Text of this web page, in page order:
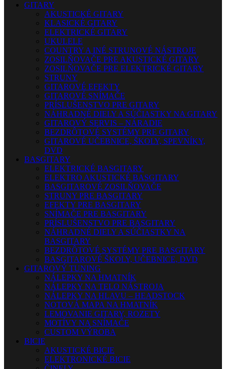
GITARY
AKUSTICKÉ GITARY
KLASICKÉ GITARY
ELEKTRICKÉ GITARY
UKULELE
COUNTRY A INÉ STRUNOVÉ NÁSTROJE
ZOSILŇOVAČE PRE AKUSTICKÉ GITARY
ZOSILŇOVAČE PRE ELEKTRICKÉ GITARY
STRUNY
GITAROVÉ EFEKTY
GITAROVÉ SNÍMAČE
PRÍSLUŠENSTVO PRE GITARY
NÁHRADNÉ DIELY A SÚČIASTKY NA GITARY
GITAROVÝ SERVIS – NÁRADIE
BEZDRÔTOVÉ SYSTÉMY PRE GITARY
GITAROVÉ UČEBNICE, ŠKOLY, SPEVNÍKY,
DVD
BASGITARY
ELEKTRICKÉ BASGITARY
ELEKTRO AKUSTICKÉ BASGITARY
BASGITAROVÉ ZOSILŇOVAČE
STRUNY PRE BASGITARY
EFEKTY PRE BASGITARY
SNÍMAČE PRE BASGITARY
PRÍSLUŠENSTVO PRE BASGITARY
NÁHRADNÉ DIELY A SÚČIASTKY NA
BASGITARY
BEZDRÔTOVÉ SYSTÉMY PRE BASGITARY
BASGITAROVÉ ŠKOLY, UČEBNICE, DVD
GITAROVÝ TUNING
NÁLEPKY NA HMATNÍK
NÁLEPKY NA TELO NÁSTROJA
NÁLEPKY NA HLAVU – HEADSTOCK
NOTOVÁ MAPA NA HMATNÍK
LEMOVANIE GITARY, ROZETY
MOTÍVY NA SNÍMAČE
CUSTOM VÝROBA
BICIE
AKUSTICKÉ BICIE
ELEKTRONICKÉ BICIE